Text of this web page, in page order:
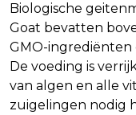
Biologische
Goat bevatten
GMO-ingrediënten
De voeding is
van algen en alle
zuigelingen nodig